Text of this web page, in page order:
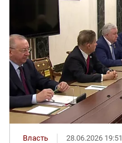
Власть 28.06.2026 19:51